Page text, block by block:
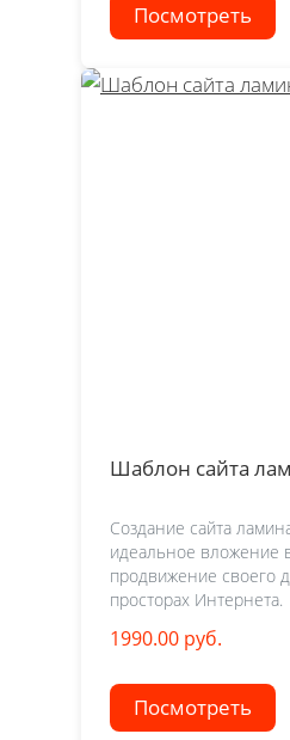
Посмотреть
Шаблон сайта
Создание сайта
идеальное вложение
продвижение своего
просторах Интернета.
1990.00 руб.
Посмотреть